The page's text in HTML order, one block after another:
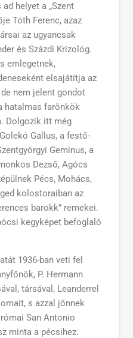
helyet a „Szent
Tóth Ferenc, azaz
az ugyancsak
és Százdi Krizológ.
emlegetnek,
elsajátítja az
nem jelent gondot
hatalmas farönkök
Dolgozik itt még
Gallus, a festő-
Geminus, a
Dezső, Agócs
Pécs, Mohács,
kolostoraiban az
barokk” remekei.
kegyképet befoglaló
1936-ban veti fel
P. Hermann
társával, Leanderrel
s azzal jönnek
San Antonio
minta a pécsihez.